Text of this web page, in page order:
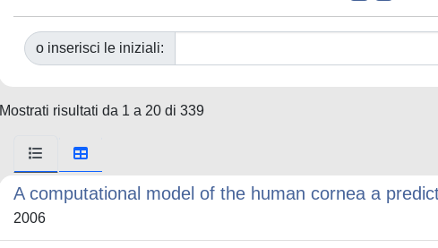
o inserisci le iniziali:
Mostrati risultati da 1 a 20 di 339
A computational model of the human cornea a
2006